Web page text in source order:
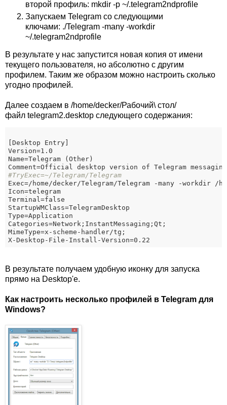
второй профиль: mkdir -p ~/.telegram2ndprofile
Запускаем Telegram со следующими
ключами: ./Telegram -many -workdir
~/.telegram2ndprofile
В результате у нас запустится новая копия от имени
текущего пользователя, но абсолютно с другим
профилем. Таким же образом можно настроить сколько
угодно профилей.
Далее создаем в /home/decker/Рабочий\ стол/
файл telegram2.desktop следующего содержания:
Version
Name
Comment
#TryExec=~/Telegram/Telegram
Exec
Icon
Terminal
StartupWMClass
Type
Categories
MimeType=x-scheme-handler/tg;
В результате получаем удобную иконку для запуска
прямо на Desktop'е.
Как настроить несколько профилей в Telegram для
Windows?